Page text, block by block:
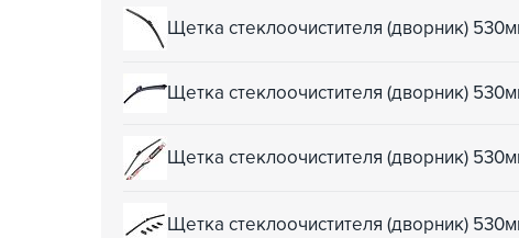
Щетка стеклоочистителя (дворник)
Щетка стеклоочистителя (дворник)
Щетка стеклоочистителя (дворник)
Щетка стеклоочистителя (дворник)